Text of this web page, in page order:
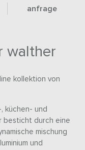
anfrage
walther
kollektion von
küchen- und
besticht durch eine
mischung
und